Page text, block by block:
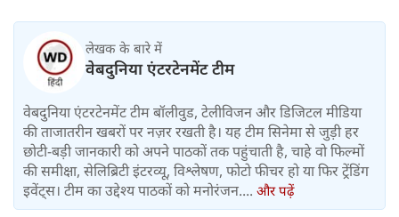
लेखक के बारे में
वेबदुनिया एंटरटेनमेंट टीम
वेबदुनिया एंटरटेनमेंट टीम बॉलीवुड, टेलीविजन और डिजिटल मीडिया
की ताजातरीन खबरों पर नज़र रखती है। यह टीम सिनेमा से जुड़ी हर
छोटी-बड़ी जानकारी को अपने पाठकों तक पहुंचाती है, चाहे वो फिल्मों
की समीक्षा, सेलिब्रिटी इंटरव्यू, विश्लेषण, फोटो फीचर हो या फिर ट्रेंडिंग
इवेंट्स। टीम का उद्देश्य पाठकों को मनोरंजन.... और पढ़ें